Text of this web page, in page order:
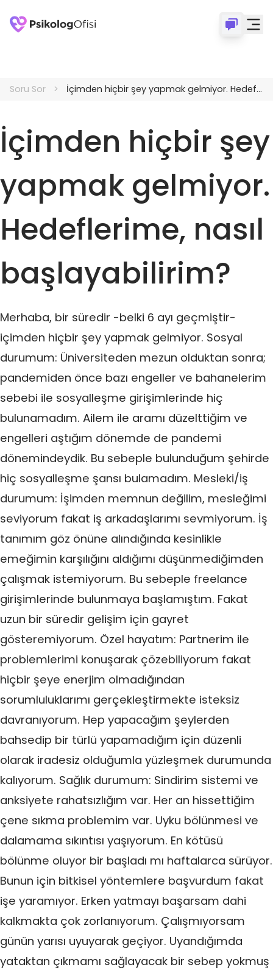
Soru Sor İçimden hiçbir şey yapmak gelmiyor. Hedeflerime, nasıl başlayabilirim?
İçimden hiçbir şey
yapmak gelmiyor.
Hedeflerime, nasıl
başlayabilirim?
Merhaba, bir süredir -belki 6 ayı geçmiştir-
içimden hiçbir şey yapmak gelmiyor. Sosyal
durumum: Üniversiteden mezun olduktan sonra;
pandemiden önce bazı engeller ve bahanelerim
sebebi ile sosyalleşme girişimlerinde hiç
bulunamadım. Ailem ile aramı düzelttiğim ve
engelleri aştığım dönemde de pandemi
dönemindeydik. Bu sebeple bulunduğum şehirde
hiç sosyalleşme şansı bulamadım. Mesleki/iş
durumum: İşimden memnun değilim, mesleğimi
seviyorum fakat iş arkadaşlarımı sevmiyorum. İş
tanımım göz önüne alındığında kesinlikle
emeğimin karşılığını aldığımı düşünmediğimden
çalışmak istemiyorum. Bu sebeple freelance
girişimlerinde bulunmaya başlamıştım. Fakat
uzun bir süredir gelişim için gayret
gösteremiyorum. Özel hayatım: Partnerim ile
problemlerimi konuşarak çözebiliyorum fakat
hiçbir şeye enerjim olmadığından
sorumluluklarımı gerçekleştirmekte isteksiz
davranıyorum. Hep yapacağım şeylerden
bahsedip bir türlü yapamadığım için düzenli
olarak iradesiz olduğumla yüzleşmek durumunda
kalıyorum. Sağlık durumum: Sindirim sistemi ve
anksiyete rahatsızlığım var. Her an hissettiğim
çene sıkma problemim var. Uyku bölünmesi ve
dalamama sıkıntısı yaşıyorum. En kötüsü
bölünme oluyor bir başladı mı haftalarca sürüyor.
Bunun için bitkisel yöntemlere başvurdum fakat
işe yaramıyor. Erken yatmayı başarsam dahi
kalkmakta çok zorlanıyorum. Çalışmıyorsam
günün yarısı uyuyarak geçiyor. Uyandığımda
yataktan çıkmamı sağlayacak bir sebep yokmuş